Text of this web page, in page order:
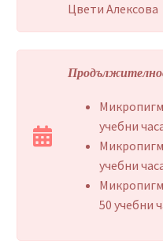
Цвети Алексова
учебни
учебни
50 учебни